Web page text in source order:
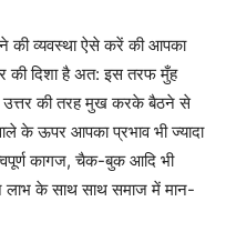
व्यवस्था ऐसे करें की आपका
की दिशा है अत: इस तरफ मुँह
उत्तर की तरह मुख करके बैठने से
के ऊपर आपका प्रभाव भी ज्यादा
कागज, चैक-बुक आदि भी
लाभ के साथ साथ समाज में मान-